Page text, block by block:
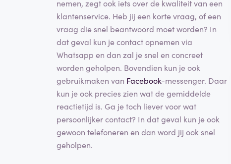
nemen, zegt ook iets over de kwaliteit van een
klantenservice. Heb jij een korte vraag, of een
vraag die snel beantwoord moet worden? In
dat geval kun je contact opnemen via
Whatsapp en dan zal je snel en concreet
worden geholpen. Bovendien kun je ook
gebruikmaken van Facebook-messenger. Daar
kun je ook precies zien wat de gemiddelde
reactietijd is. Ga je toch liever voor wat
persoonlijker contact? In dat geval kun je ook
gewoon telefoneren en dan word jij ook snel
geholpen.